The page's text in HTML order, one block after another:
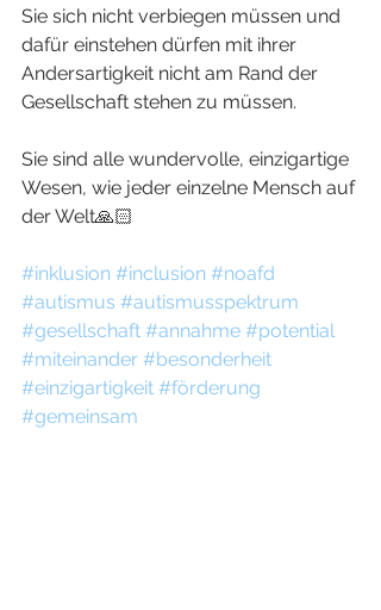
Sie sich nicht verbiegen müssen und
dafür einstehen dürfen mit ihrer
Andersartigkeit nicht am Rand der
Gesellschaft stehen zu müssen.
Sie sind alle wundervolle, einzigartige
Wesen, wie jeder einzelne Mensch auf
der Welt🙏🏻
#inklusion #inclusion #noafd
#autismus #autismusspektrum
#gesellschaft #annahme #potential
#miteinander #besonderheit
#einzigartigkeit #förderung
#gemeinsam